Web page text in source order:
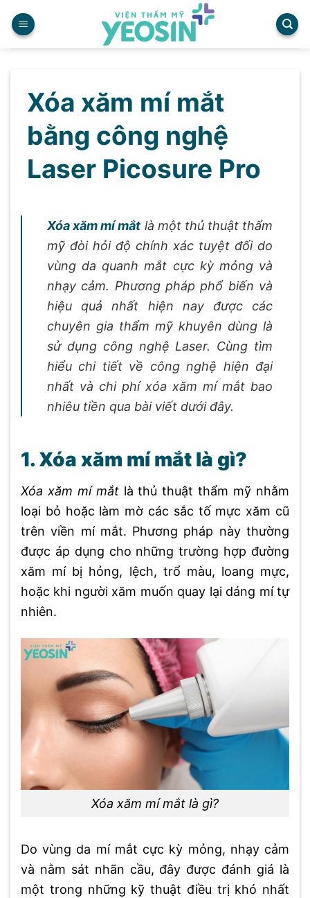
content
Xóa xăm mí mắt
bằng công nghệ
Laser Picosure Pro
Xóa xăm mí mắt là một thủ thuật thẩm
mỹ đòi hỏi độ chính xác tuyệt đối do
vùng da quanh mắt cực kỳ mỏng và
nhạy cảm. Phương pháp phổ biến và
hiệu quả nhất hiện nay được các
chuyên gia thẩm mỹ khuyên dùng là
sử dụng công nghệ Laser. Cùng tìm
hiểu chi tiết về công nghệ hiện đại
nhất và chi phí xóa xăm mí mắt bao
nhiêu tiền qua bài viết dưới đây.
1. Xóa xăm mí mắt là gì?
Xóa xăm mí mắtlà thủ thuật thẩm mỹ nhằm
loại bỏ hoặc làm mờ các sắc tố mực xăm cũ
trên viền mí mắt. Phương pháp này thường
được áp dụng cho những trường hợp đường
xăm mí bị hỏng, lệch, trổ màu, loang mực,
hoặc khi người xăm muốn quay lại dáng mí tự
nhiên.
Xóa xăm mí mắt là gì?
Do vùng da mí mắt cực kỳ mỏng, nhạy cảm
và nằm sát nhãn cầu, đây được đánh giá là
một trong những kỹ thuật điều trị khó nhất